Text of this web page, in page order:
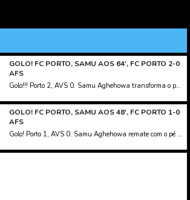
GOLO! FC PORTO, SAMU AOS 64', FC PORTO 2-0
AFS
Golo!!! Porto 2, AVS 0. Samu Aghehowa transforma o penalty, remate com o pé direito.
GOLO! FC PORTO, SAMU AOS 48', FC PORTO 1-0
AFS
Golo! Porto 1, AVS 0. Samu Aghehowa remate com o pé direito no coração da área.